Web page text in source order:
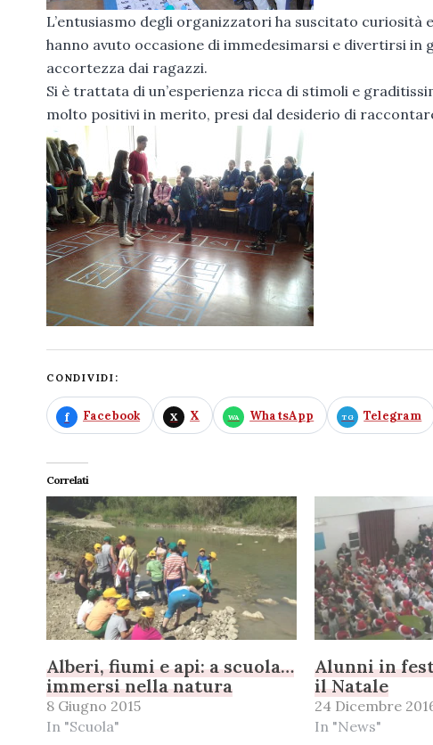
L’entusiasmo degli organizzatori ha suscitato
hanno avuto occasione di immedesimarsi e divertirsi
accortezza dai ragazzi.
Si è trattata di un’esperienza ricca di stimoli e
molto positivi in merito, presi dal desiderio di
CONDIVIDI:
Facebook X WhatsApp Telegram
Correlati
Alberi, fiumi e api: a scuola…
immersi nella natura
8 Giugno 2015
In "Scuola"
Alunni in
il Natale
24 Dicembre
In "News"